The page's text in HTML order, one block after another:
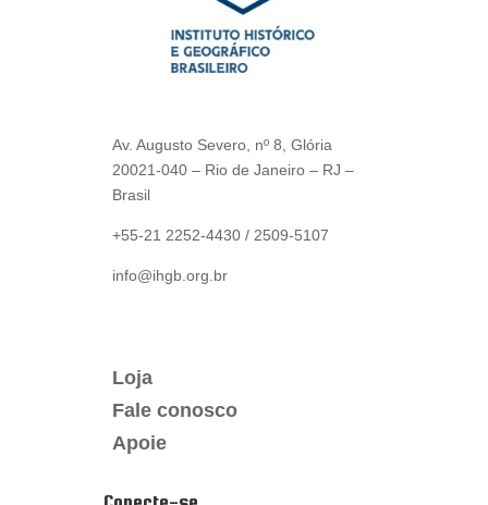
Av. Augusto Severo, nº 8, Glória
20021-040 – Rio de Janeiro – RJ –
Brasil
+55-21 2252-4430 / 2509-5107
info@ihgb.org.br
Loja
Fale conosco
Apoie